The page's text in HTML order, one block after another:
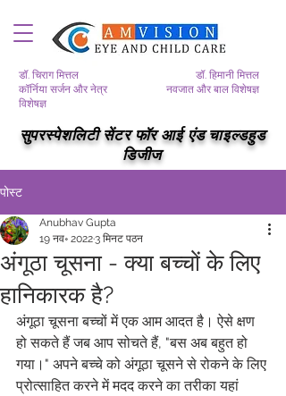
सुपरस्पेशलिटी सेंटर फॉर आई एंड चाइल्डहुड
डिजीज
डॉ. चिराग मित्तल
कॉर्निया सर्जन और नेत्र
विशेषज्ञ
डॉ. हिमानी मित्तल
नवजात और बाल विशेषज्ञ
पोस्ट
अंगूठा चूसना - क्या बच्चों के लिए
हानिकारक है?
Anubhav Gupta
19 नव॰ 20223 मिनट पठन
अंगूठा चूसना बच्चों में एक आम आदत है। ऐसे क्षण
हो सकते हैं जब आप सोचते हैं, "बस अब बहुत हो
गया।" अपने बच्चे को अंगूठा चूसने से रोकने के लिए
प्रोत्साहित करने में मदद करने का तरीका यहां